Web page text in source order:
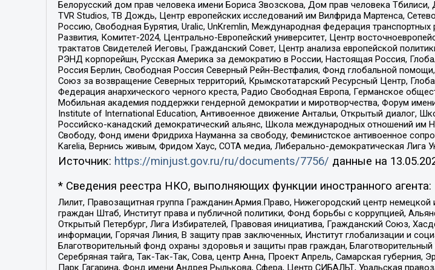
Белорусский дом прав человека имени Бориса Звозскова, Дом прав человека
TVR Studios, ТВ Дождь, Центр европейских исследований им Вилфрида Мартенса,
Россию, Свободная Бурятия, Uralic, UnKremlin, Международная федерация
Развития, Комитет-2024, Центрально-Европейский университет, Центр
трактатов Свидетелей Иеговы, Гражданский Совет, Центр анализа европейской
РЭНД корпорейшн, Русская Америка за демократию в России, Настоящая Россия,
Россия Берлин, Свободная Россия Северный Рейн-Вестфалия, Фонд глобальной
Союз за возвращение Северных территорий, Крымскотатарский Ресурсный Центр,
Федерация анархического черного креста, Радио Свободная Европа, Германское
Мобильная академия поддержки гендерной демократии и миротворчества, Форум
Institute of International Education, Антивоенное движение Антальи, Открытый диалог,
Российско-канадский демократический альянс, Школа международных отношений
Свободу, Фонд имени Фридриха Науманна за свободу, Феминистское антивоенное
Karelia, Вернись живым, Фридом Хаус, СОТА медиа, Либерально-демократическая Лига
Источник: https://minjust.gov.ru/ru/documents/7756/ данные на
* Сведения реестра НКО, выполняющих функции иностранного агента:
Лилит, Правозащитная группа Гражданин.Армия.Право, Нижегородский центр
граждан Штаб, Институт права и публичной политики, Фонд борьбы с коррупцией,
Открытый Петербург, Лига Избирателей, Правовая инициатива, Гражданский Союз,
информации, Горячая Линия, В защиту прав заключенных, Институт глобализации и
Благотворительный фонд охраны здоровья и защиты прав граждан,
Серебряная тайга, Так-Так-Так, Сова, центр Анна, Проект Апрель, Самарская
Парк Гагарина, Фонд имени Андрея Рылькова, Сфера, Центр СИБАЛЬТ, Уральская